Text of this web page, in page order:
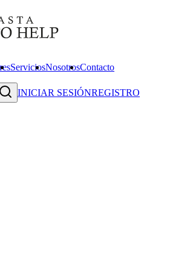
ServiciosNosotrosContacto
INICIAR SESIÓNREGISTRO